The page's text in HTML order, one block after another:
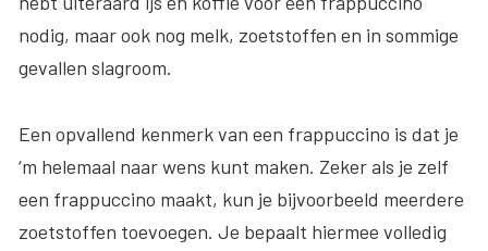
nodig, maar ook nog melk, zoetstoffen en in sommige
gevallen slagroom.
Een opvallend kenmerk van een frappuccino is dat je
‘m helemaal naar wens kunt maken. Zeker als je zelf
een frappuccino maakt, kun je bijvoorbeeld meerdere
zoetstoffen toevoegen. Je bepaalt hiermee volledig